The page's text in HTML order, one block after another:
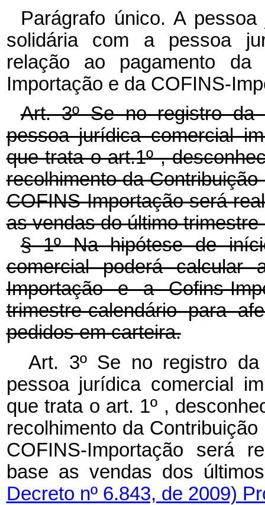
Parágrafo único. A
solidária com a pessoa
relação ao pagamento da
Importação e da COFINS-
Art. 3º Se no registro da
pessoa jurídica comercial
que trata o art.1º ,
recolhimento da
COFINS-Importação será
as vendas do último
§ 1ºNa hipótese de
comercial poderá calcular
Importação e a Cofins-
trimestre-calendário para
pedidos em carteira.
Art. 3º Se no registro
pessoa jurídica comercial
que trata o art. 1º ,
recolhimento da
COFINS-Importação será
base as vendas dos
Decreto nº 6.843, de 2009)